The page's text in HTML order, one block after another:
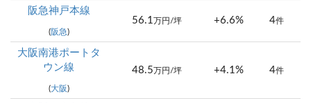
阪急神戸本線
(阪急)
56.1 万円/坪 +6.6% 4件
大阪南港ポートタ
ウン線
(大阪 )
48.5 万円/坪 +4.1% 4件